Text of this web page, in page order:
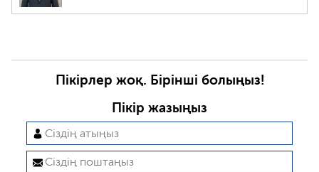
Пікірлер жоқ. Бірінші болыңыз!
Пікір жазыңыз